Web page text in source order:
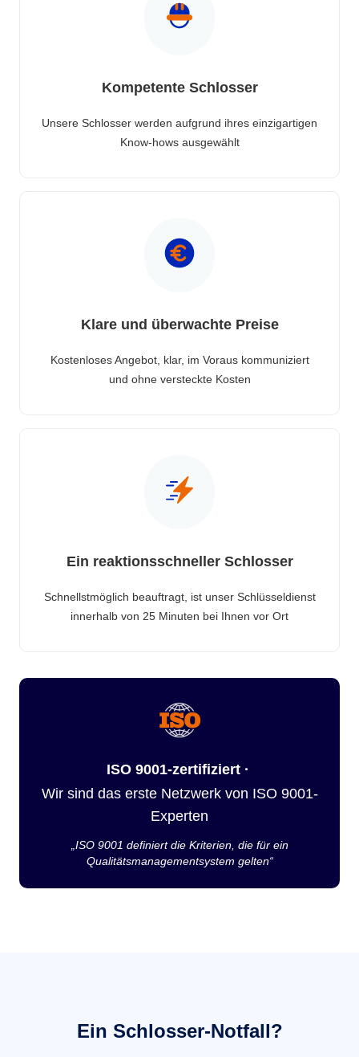
Kompetente Schlosser
Unsere Schlosser werden aufgrund ihres einzigartigen
Know-hows ausgewählt
Klare und überwachte Preise
Kostenloses Angebot, klar, im Voraus kommuniziert
und ohne versteckte Kosten
Ein reaktionsschneller Schlosser
Schnellstmöglich beauftragt, ist unser Schlüsseldienst
innerhalb von 25 Minuten bei Ihnen vor Ort
ISO 9001-zertifiziert ·
Wir sind das erste Netzwerk von ISO 9001-
Experten
„ISO 9001 definiert die Kriterien, die für ein
Qualitätsmanagementsystem gelten“
Ein Schlosser-Notfall?